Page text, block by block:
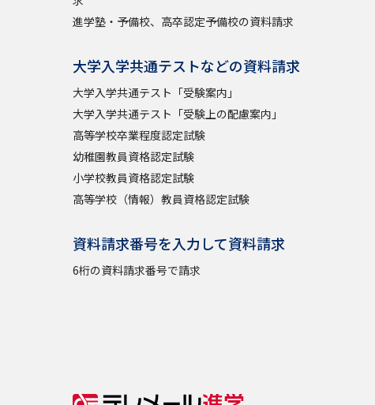
進学塾・予備校、高卒認定予備校の資料請求
大学入学共通テストなどの資料請求
大学入学共通テスト「受験案内」
大学入学共通テスト「受験上の配慮案内」
高等学校卒業程度認定試験
幼稚園教員資格認定試験
小学校教員資格認定試験
高等学校（情報）教員資格認定試験
資料請求番号を入力して資料請求
6桁の資料請求番号で請求